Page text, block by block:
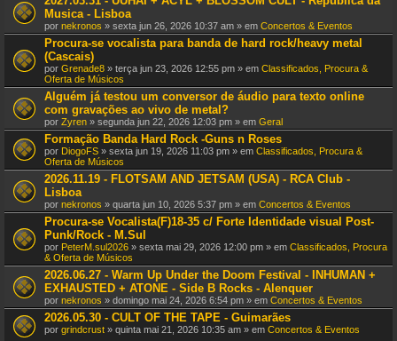
Musica - Lisboa
por nekronos » sexta jun 26, 2026 10:37 am » em Concertos & Eventos
Procura-se vocalista para banda de hard rock/heavy metal
(Cascais)
por Grenade8 » terça jun 23, 2026 12:55 pm » em Classificados, Procura &
Oferta de Músicos
Alguém já testou um conversor de áudio para texto online
com gravações ao vivo de metal?
por Zyren » segunda jun 22, 2026 12:03 pm » em Geral
Formação Banda Hard Rock -Guns n Roses
por DiogoFS » sexta jun 19, 2026 11:03 pm » em Classificados, Procura &
Oferta de Músicos
2026.11.19 - FLOTSAM AND JETSAM (USA) - RCA Club -
Lisboa
por nekronos » quarta jun 10, 2026 5:37 pm » em Concertos & Eventos
Procura-se Vocalista(F)18-35 c/ Forte Identidade visual Post-
Punk/Rock - M.Sul
por PeterM.sul2026 » sexta mai 29, 2026 12:00 pm » em Classificados, Procura
& Oferta de Músicos
2026.06.27 - Warm Up Under the Doom Festival - INHUMAN +
EXHAUSTED + ATONE - Side B Rocks - Alenquer
por nekronos » domingo mai 24, 2026 6:54 pm » em Concertos & Eventos
2026.05.30 - CULT OF THE TAPE - Guimarães
por grindcrust » quinta mai 21, 2026 10:35 am » em Concertos & Eventos